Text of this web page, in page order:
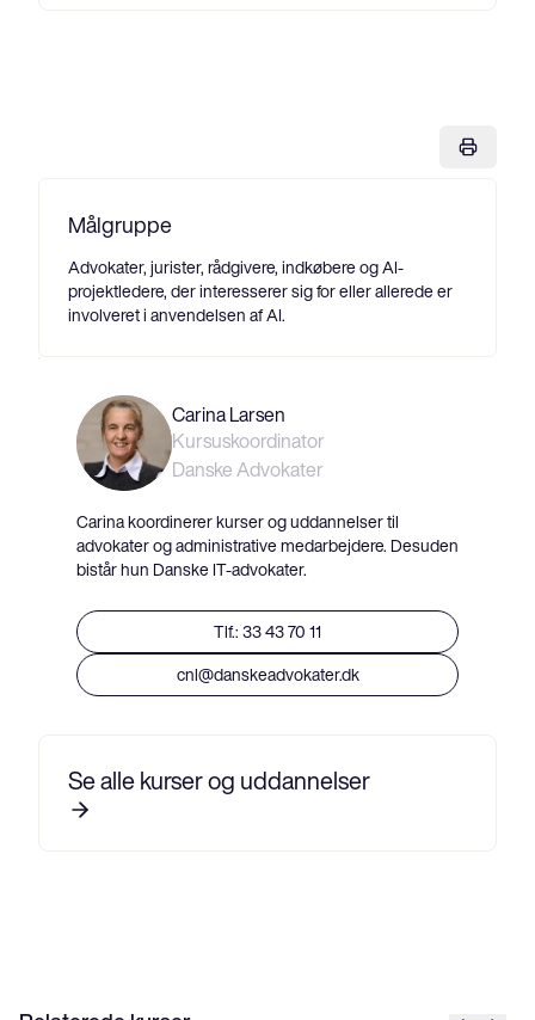
Målgruppe
Advokater, jurister, rådgivere, indkøbere og AI-
projektledere, der interesserer sig for eller allerede er
involveret i anvendelsen af AI.
Carina Larsen
Kursuskoordinator
Danske Advokater
Carina koordinerer kurser og uddannelser til
advokater og administrative medarbejdere. Desuden
bistår hun Danske IT-advokater.
Tlf.: 33 43 70 11
cnl@danskeadvokater.dk
Se alle kurser og uddannelser